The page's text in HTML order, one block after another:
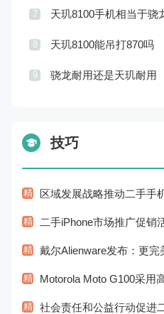
7 天玑8100手机相当于骁
8 天玑8100能吊打870吗
9 骁龙耐用还是天玑耐用
技巧
精 区域发展战略推动二手手
精 二手iPhone市场推广促销
精 戴尔Alienware发布：更完
精 Motorola Moto G100采用高通骁龙870
精 社会责任和公益行动促进二手